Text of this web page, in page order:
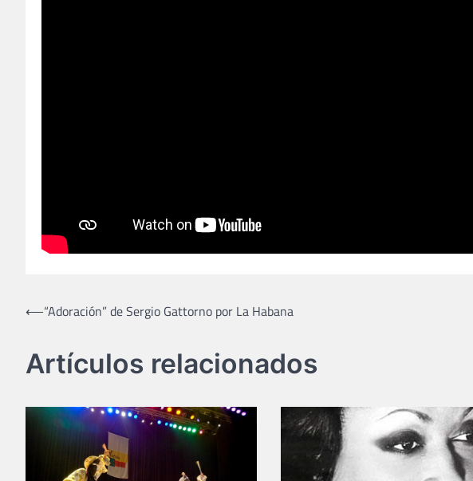
Navegación
entradas
⟵“Adoración” de Sergio Gattorno por La Habana
Artículos relacionados